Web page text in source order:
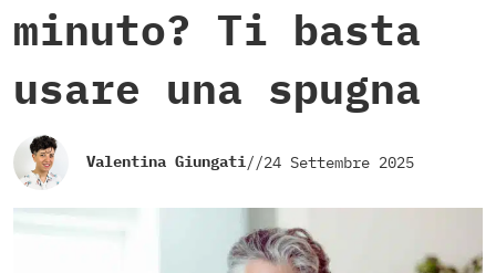
minuto? Ti basta
usare una spugna
Valentina Giungati//24 Settembre 2025